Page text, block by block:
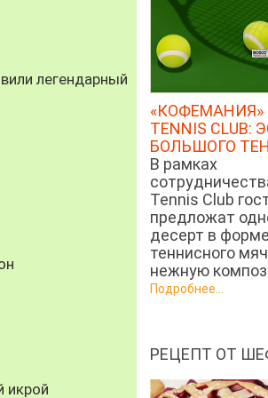
легендарный
икрой
«КОФЕМАНИЯ»
TENNIS CLUB:
БОЛЬШОГО
В рамках
Tennis Club
предложат
десерт в форме
теннисного
нежную
Подробнее...
РЕЦЕПТ ОТ